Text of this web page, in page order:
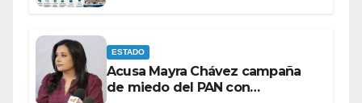
ESTADO
Acusa Mayra Chávez campaña
de miedo del PAN con